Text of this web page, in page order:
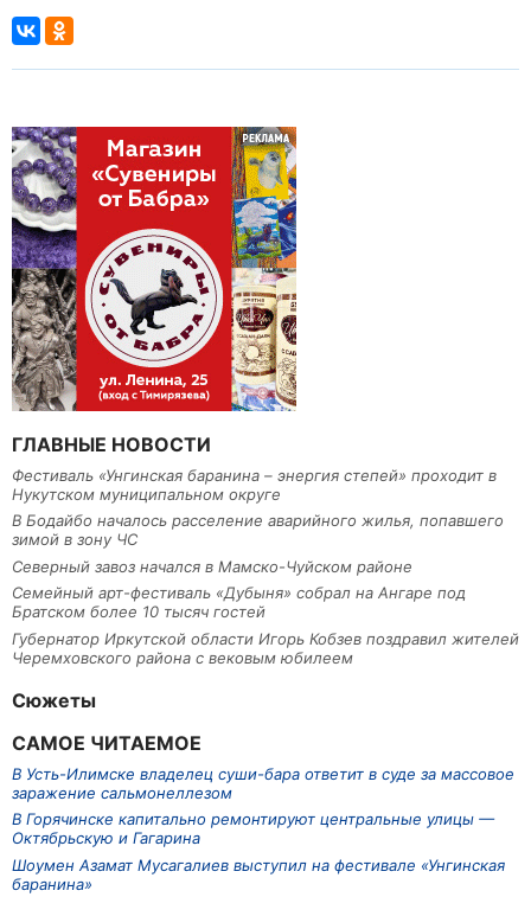
ГЛАВНЫЕ НОВОСТИ
Фестиваль «Унгинская баранина – энергия степей» проходит в
Нукутском муниципальном округе
В Бодайбо началось расселение аварийного жилья, попавшего
зимой в зону ЧС
Северный завоз начался в Мамско-Чуйском районе
Семейный арт-фестиваль «Дубыня» собрал на Ангаре под
Братском более 10 тысяч гостей
Губернатор Иркутской области Игорь Кобзев поздравил жителей
Черемховского района с вековым юбилеем
Сюжеты
САМОЕ ЧИТАЕМОЕ
В Усть-Илимске владелец суши-бара ответит в суде за массовое
заражение сальмонеллезом
В Горячинске капитально ремонтируют центральные улицы —
Октябрьскую и Гагарина
Шоумен Азамат Мусагалиев выступил на фестивале «Унгинская
баранина»